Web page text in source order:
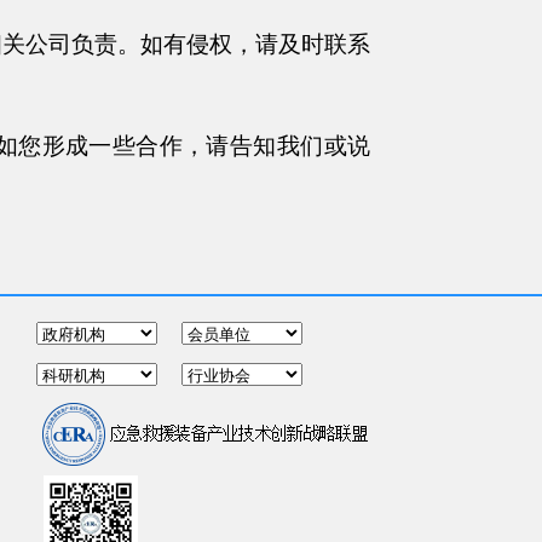
公司负责。 如有侵权，请及时联系
形成一些合作，请告知我们或说